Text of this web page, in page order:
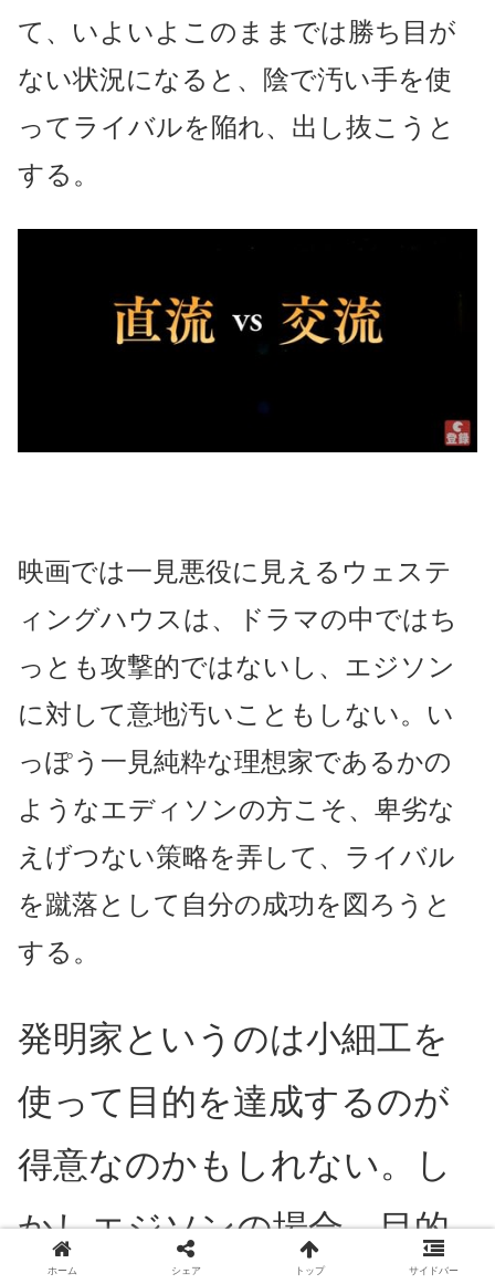
て、いよいよこのままでは勝ち目が
ない状況になると、陰で汚い手を使
ってライバルを陥れ、出し抜こうと
する。
映画では一見悪役に見えるウェステ
ィングハウスは、ドラマの中ではち
っとも攻撃的ではないし、エジソン
に対して意地汚いこともしない。い
っぽう一見純粋な理想家であるかの
ようなエディソンの方こそ、卑劣な
えげつない策略を弄して、ライバル
を蹴落として自分の成功を図ろうと
する。
発明家というのは小細工を
使って目的を達成するのが
得意なのかもしれない。し
かしエジソンの場合、目的
ホーム シェア トップ サイドバー